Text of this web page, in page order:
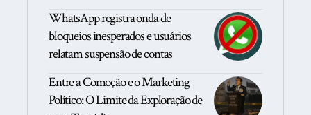
WhatsApp registra onda de
bloqueios inesperados e usuários
relatam suspensão de contas
Entre a Comoção e o Marketing
Político: O Limite da Exploração de